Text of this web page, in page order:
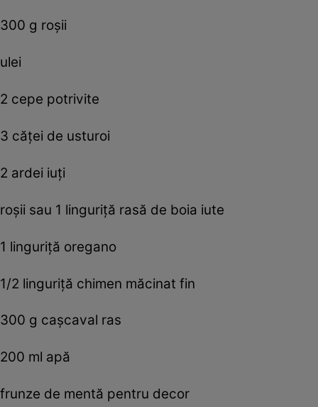
300 g roşii
ulei
2 cepe potrivite
3 căţei de usturoi
2 ardei iuţi
roşii sau 1 linguriţă rasă de boia iute
1 linguriţă oregano
1/2 linguriţă chimen măcinat fin
300 g caşcaval ras
200 ml apă
frunze de mentă pentru decor